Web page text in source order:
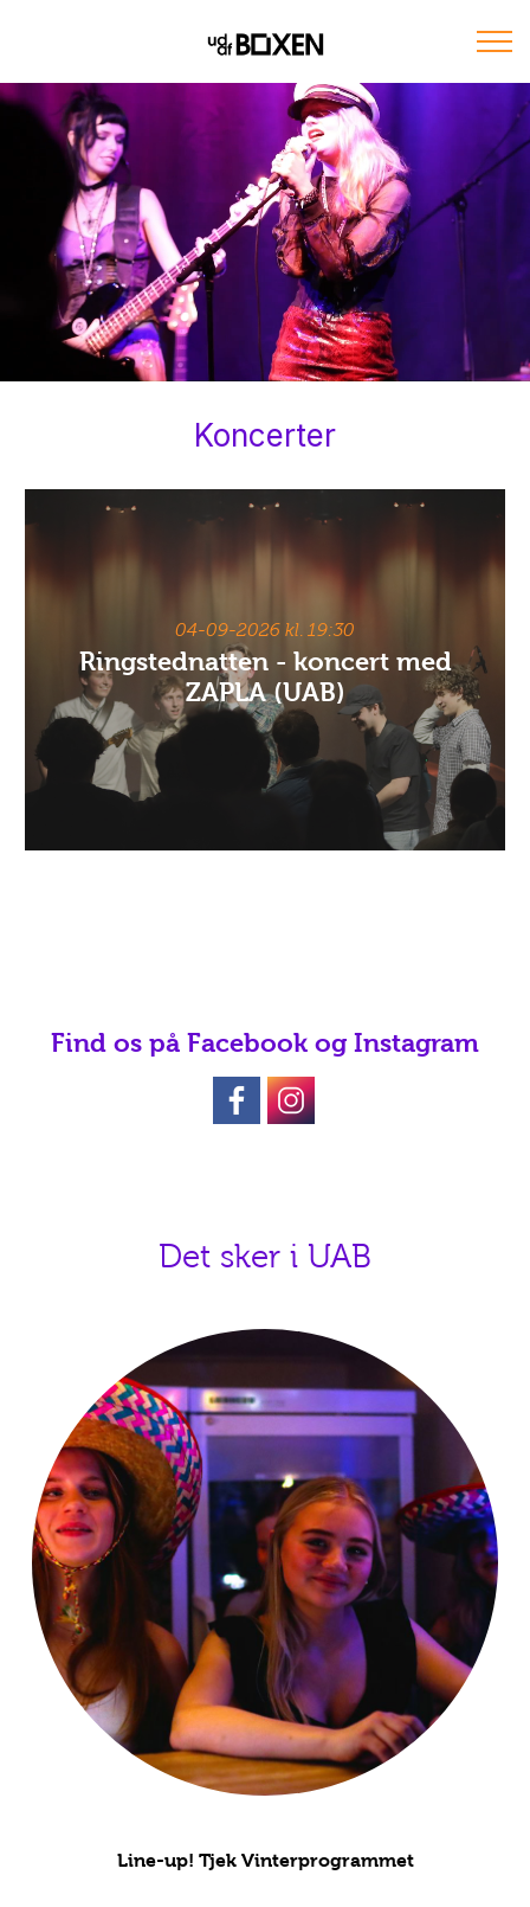
Koncerter
04-09-2026 kl. 19:30
Ringstednatten - koncert med
ZAPLA (UAB)
Find os på Facebook og Instagram
Det sker i UAB
Line-up! Tjek Vinterprogrammet